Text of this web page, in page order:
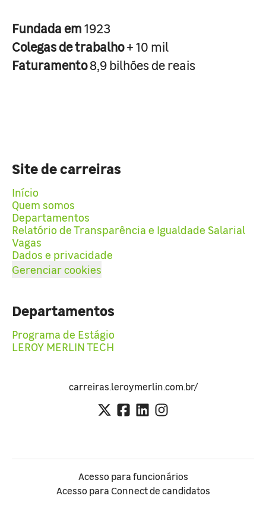
Fundada em1923
Colegas de trabalho+ 10 mil
Faturamento8,9 bilhões de reais
Site de carreiras
Início
Quem somos
Departamentos
Relatório de Transparência e Igualdade Salarial
Vagas
Dados e privacidade
Gerenciar cookies
Departamentos
Programa de Estágio
LEROY MERLIN TECH
carreiras.leroymerlin.com.br/
Acesso para funcionários
Acesso para Connect de candidatos